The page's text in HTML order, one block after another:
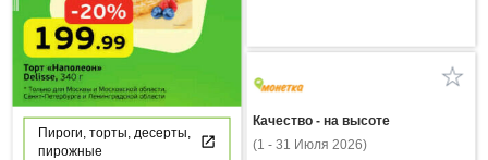
Пироги, торты, десерты,
пирожные
Качество - на высоте
(1 - 31 Июля 2026)